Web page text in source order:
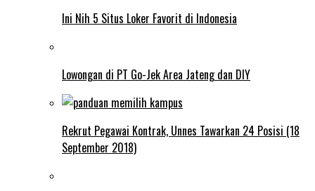
Ini Nih 5 Situs Loker Favorit di Indonesia
Lowongan di PT Go-Jek Area Jateng dan DIY
Rekrut Pegawai Kontrak, Unnes Tawarkan 24 Posisi (18
September 2018)